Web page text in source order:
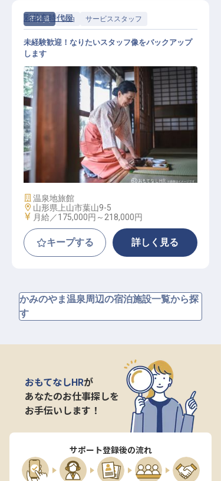
正社員 宿泊 サービススタッフ
一般接客サービス
彩花亭時代屋
未経験歓迎！なりたいスタッフ像をバックアップ
します
施設業態
温泉地旅館
勤務地
山形県上山市葉山9-5
給与
月給／175,000円～ 218,000円
キープする 詳しく見る
かみのやま温泉周辺の宿泊施設一覧から探
す
おもてなしHRが
あなたのお仕事探しを
お手伝いします！
サポート登録後の流れ